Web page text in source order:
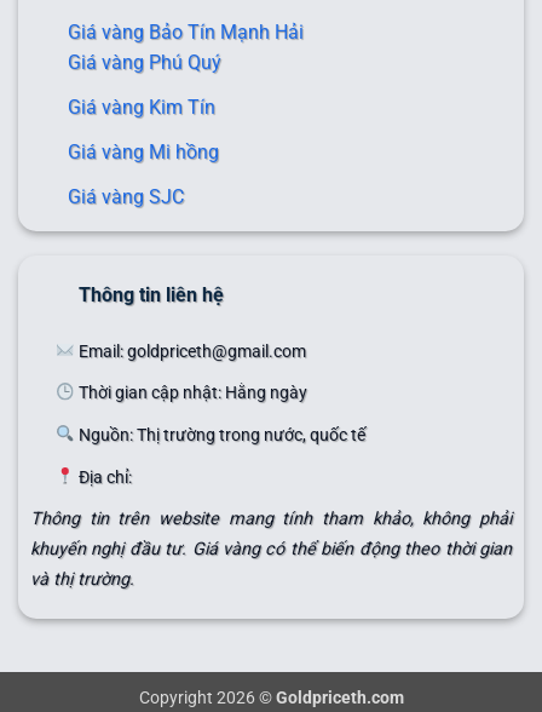
Giá vàng Bảo Tín Mạnh Hải
Giá vàng Phú Quý
Giá vàng Kim Tín
Giá vàng Mi hồng
Giá vàng SJC
Thông tin liên hệ
Email: goldpriceth@gmail.com
Thời gian cập nhật: Hằng ngày
Nguồn: Thị trường trong nước, quốc tế
Địa chỉ:
Thông tin trên website mang tính tham khảo, không phải
khuyến nghị đầu tư. Giá vàng có thể biến động theo thời gian
và thị trường.
Copyright 2026 ©Goldpriceth.com